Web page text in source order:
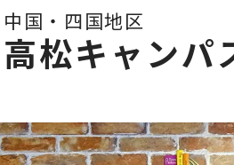
中国・四国地区
高松キャンパ